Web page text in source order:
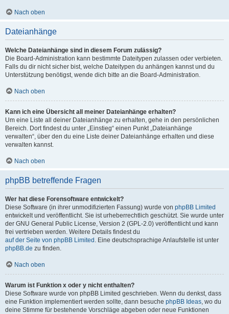
Nach oben
Dateianhänge
Welche Dateianhänge sind in diesem Forum zulässig?
Die Board-Administration kann bestimmte Dateitypen zulassen oder verbieten.
Falls du dir nicht sicher bist, welche Dateitypen du anhängen kannst und du
Unterstützung benötigst, wende dich bitte an die Board-Administration.
Nach oben
Kann ich eine Übersicht all meiner Dateianhänge erhalten?
Um eine Liste all deiner Dateianhänge zu erhalten, gehe in den persönlichen
Bereich. Dort findest du unter „Einstieg“ einen Punkt „Dateianhänge
verwalten“, über den du eine Liste deiner Dateianhänge erhalten und diese
verwalten kannst.
Nach oben
phpBB betreffende Fragen
Wer hat diese Forensoftware entwickelt?
Diese Software (in ihrer unmodifizierten Fassung) wurde von phpBB Limited
entwickelt und veröffentlicht. Sie ist urheberrechtlich geschützt. Sie wurde unter
der GNU General Public License, Version 2 (GPL-2.0) veröffentlicht und kann
frei vertrieben werden. Weitere Details findest du
auf der Seite von phpBB Limited . Eine deutschsprachige Anlaufstelle ist unter
phpBB.de zu finden.
Nach oben
Warum ist Funktion x oder y nicht enthalten?
Diese Software wurde von phpBB Limited geschrieben. Wenn du denkst, dass
eine Funktion implementiert werden sollte, dann besuche phpBB Ideas, wo du
deine Stimme für bestehende Vorschläge abgeben oder neue Funktionen